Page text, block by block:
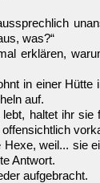
was?“
erklären,
in einer Hütte
auf.
haltet ihr sie
weil... sie
Antwort.
aufgebracht.